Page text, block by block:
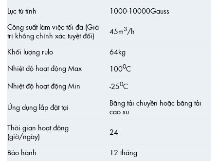
Lực từ tính
1000-10000Gauss
Công suất làm việc tối đa (Giá
trị không chính xác tuyệt đối)
45m3/h
Khối lượng rulo
64kg
Nhiệt độ hoạt động Max
1000C
Nhiệt độ hoạt động Min
-250C
Ứng dụng lắp đặt tại
Băng tải chuyền hoặc băng tải
cao su
Thời gian hoạt động
(giờ/ngày)
24
Bảo hành 12 tháng